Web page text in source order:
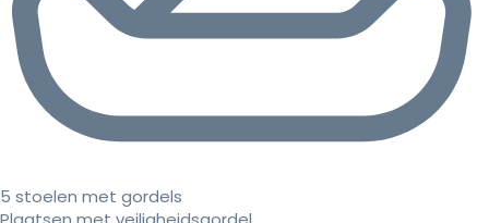
5 stoelen met gordels